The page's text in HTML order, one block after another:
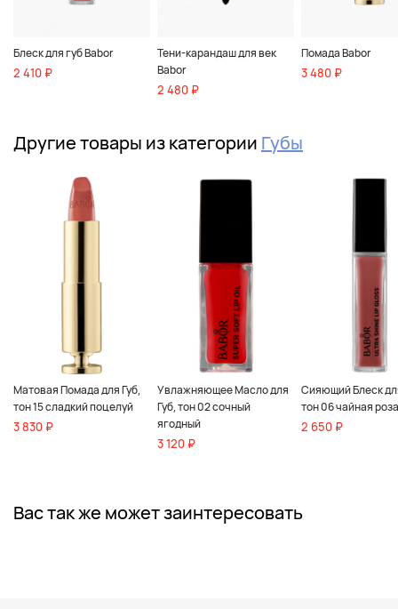
Блеск для губ Babor
2 410 ₽
Тени-карандаш для век
Babor
2 480 ₽
Помада Babor
3 480 ₽
Другие товары из категории Губы
Матовая Помада для Губ,
тон 15 сладкий поцелуй
3 830 ₽
Увлажняющее Масло для
Губ, тон 02 сочный
ягодный
3 120 ₽
Сияющий Блеск
тон 06 чайная
2 650 ₽
Вас так же может заинтересовать